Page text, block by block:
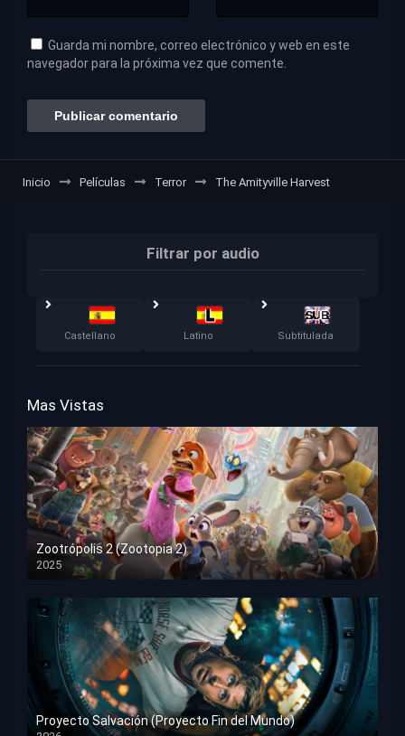
Guarda mi nombre, correo electrónico y web en este
navegador para la próxima vez que comente.
Inicio Películas Terror The Amityville Harvest
Filtrar por audio
Castellano Latino Subtitulada
Mas Vistas
Zootrópolis 2 (Zootopia 2)
2025
HD 1080p
Proyecto Salvación (Proyecto Fin del Mundo)